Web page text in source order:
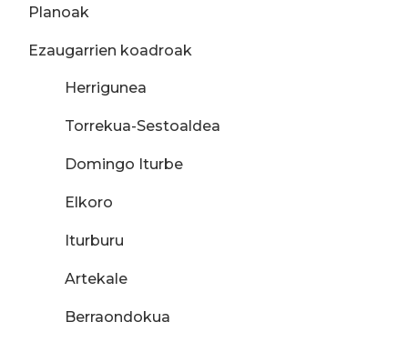
Planoak
Ezaugarrien koadroak
Herrigunea
Torrekua-Sestoaldea
Domingo Iturbe
Elkoro
Iturburu
Artekale
Berraondokua